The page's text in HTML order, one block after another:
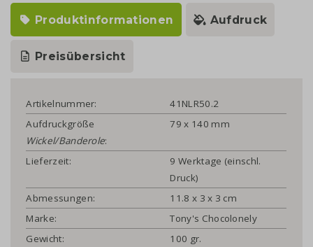
Produktinformationen Aufdruck
Preisübersicht
Artikelnummer:
41NLR50.2
Aufdruckgröße
Wickel/Banderole:
79 x 140 mm
Lieferzeit:
9 Werktage (einschl.
Druck)
Abmessungen:
11.8 x 3 x 3 cm
Marke:
Tony's Chocolonely
Gewicht:
100 gr.